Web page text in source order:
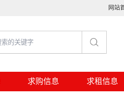
网站
求购信息 求租信息